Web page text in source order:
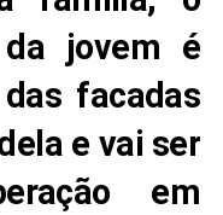
é reclamante
quarta-feira (30) —
jovem é
facadas
e vai ser
em